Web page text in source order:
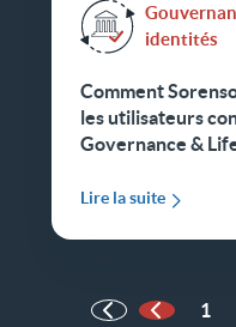
identités
Comment
les utilisateurs
Governance &
Lire la suite
Page
1